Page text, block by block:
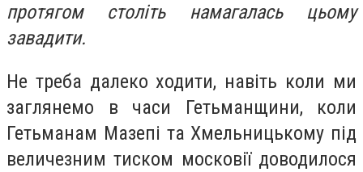
протягом століть намагалась цьому
завадити.
Не треба далеко ходити, навіть коли ми
заглянемо в часи Гетьманщини, коли
Гетьманам Мазепі та Хмельницькому під
величезним тиском московії доводилося